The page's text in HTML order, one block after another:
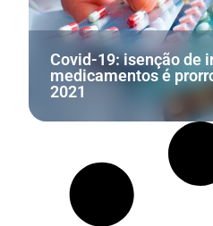
Covid-19: isenção de
medicamentos é
2021